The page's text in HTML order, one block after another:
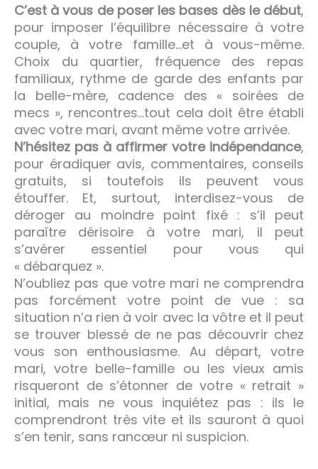
C’est à vous de poser les bases dès le début,
pour imposer l’équilibre nécessaire à votre
couple, à votre famille…et à vous-même.
Choix du quartier, fréquence des repas
familiaux, rythme de garde des enfants par
la belle-mère, cadence des « soirées de
mecs », rencontres…tout cela doit être établi
avec votre mari, avant même votre arrivée.
N’hésitez pas à affirmer votre indépendance,
pour éradiquer avis, commentaires, conseils
gratuits, si toutefois ils peuvent vous
étouffer. Et, surtout, interdisez-vous de
déroger au moindre point fixé : s’il peut
paraître dérisoire à votre mari, il peut
s’avérer essentiel pour vous qui
« débarquez ».
N’oubliez pas que votre mari ne comprendra
pas forcément votre point de vue : sa
situation n’a rien à voir avec la vôtre et il peut
se trouver blessé de ne pas découvrir chez
vous son enthousiasme. Au départ, votre
mari, votre belle-famille ou les vieux amis
risqueront de s’étonner de votre « retrait »
initial, mais ne vous inquiétez pas : ils le
comprendront très vite et ils sauront à quoi
s’en tenir, sans rancœur ni suspicion.